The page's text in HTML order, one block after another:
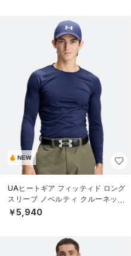
NEW
UAヒートギア フィッティド ロング
スリーブ ノベルティ クルーネック
シャツ（ゴルフ/MEN）
￥5,940